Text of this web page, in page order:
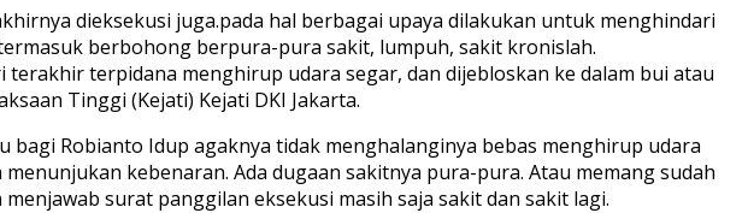
dieksekusi juga.pada hal berbagai upaya dilakukan untuk menghindari
berbohong berpura-pura sakit, lumpuh, sakit kronislah.
terpidana menghirup udara segar, dan dijebloskan ke dalam bui atau
Tinggi (Kejati) Kejati DKI Jakarta.
Robianto Idup agaknya tidak menghalanginya bebas menghirup udara
kebenaran. Ada dugaan sakitnya pura-pura. Atau memang sudah
surat panggilan eksekusi masih saja sakit dan sakit lagi.